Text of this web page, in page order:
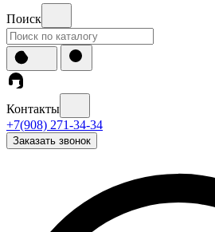
Поиск
Контакты
+7(908) 271-34-34
Заказать звонок